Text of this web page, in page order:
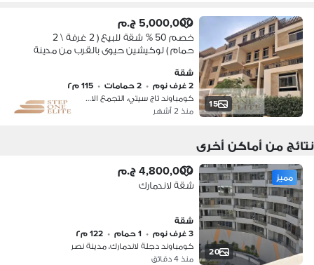
15
5,000,000 ج.م
خصم 50 % شقة للبيع ( 2 غرفة \ 2
حمام ) لوكيشين حيوى بالقرب من مدينة
شقة
2 غرف نوم
• 2 حمامات • 115 م٢
كومباوند تاج سيتي، التجمع الاول
منذ 2 أشهر
نتائج من أماكن أخرى
20
مميز 4,800,000 ج.م
شقة لاندمارك
شقة
3 غرف نوم
• 1 حمام • 122 م٢
كومباوند دجلة لاندمارك، مدينة نصر
منذ 4 دقائق